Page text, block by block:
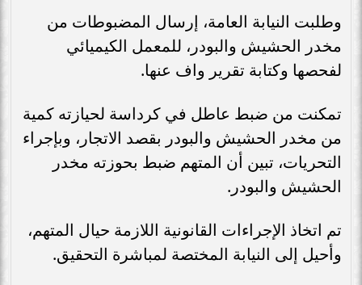
وطلبت النيابة العامة، إرسال المضبوطات من
مخدر الحشيش والبودر، للمعمل الكيميائي
لفحصها وكتابة تقرير واف عنها.
تمكنت من ضبط عاطل في كرداسة لحيازته كمية
من مخدر الحشيش والبودر بقصد الاتجار، وبإجراء
التحريات، تبين أن المتهم ضبط بحوزته مخدر
الحشيش والبودر.
تم اتخاذ الإجراءات القانونية اللازمة حيال المتهم،
وأحيل إلى النيابة المختصة لمباشرة التحقيق.